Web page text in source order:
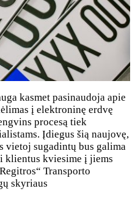
kasmet pasinaudoja apie
į elektroninę erdvę
procesą tiek
Įdiegus šią naujovę,
vietoj sugadintų bus galima
klientus kviesime į jiems
Transporto
skyriaus